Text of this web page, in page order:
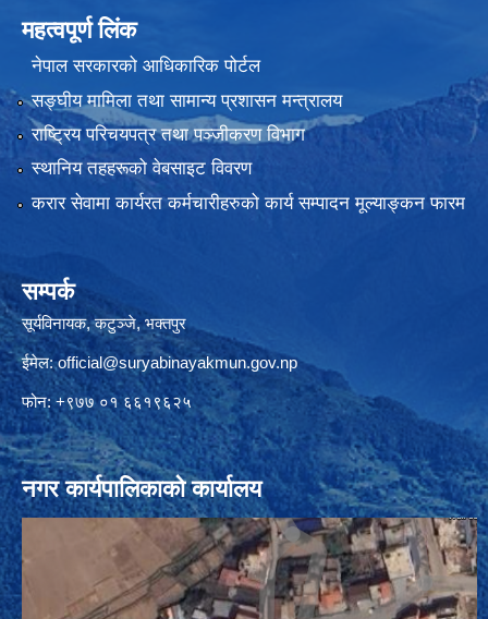
महत्वपूर्ण लिंक
नेपाल सरकारको आधिकारिक पोर्टल
सङ्‍घीय मामिला तथा सामान्य प्रशासन मन्त्रालय
राष्ट्रिय परिचयपत्र तथा पञ्जीकरण विभाग
स्थानिय तहहरूको वेबसाइट विवरण
करार सेवामा कार्यरत कर्मचारीहरुको कार्य सम्पादन मूल्याङ्कन फारम
सम्पर्क
सूर्यविनायक, कटुञ्जे, भक्तपुर
ईमेल:official@suryabinayakmun.gov.np
फोन: +९७७ ०१ ६६१९६२५
नगर कार्यपालिकाको कार्यालय